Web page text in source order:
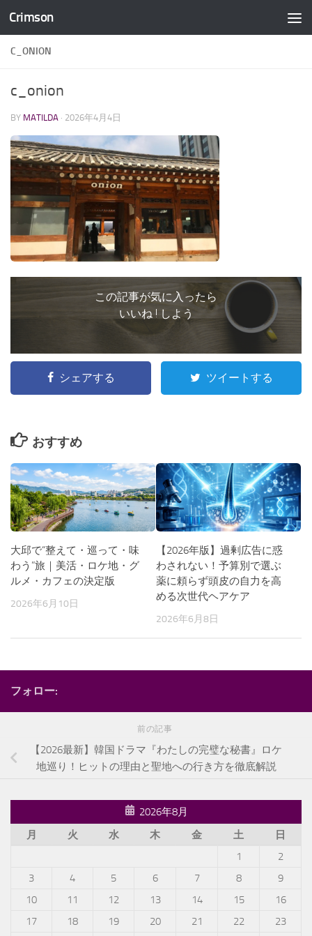
コンテンツへスキップ
Crimson
C_ONION
c_onion
BY MATILDA · 2026年4月4日
この記事が気に入ったら
いいね ! しよう
シェアする ツイートする
おすすめ
大邱で“整えて・巡って・味
わう”旅｜美活・ロケ地・グ
ルメ・カフェの決定版
2026年6月10日
【2026年版】過剰広告に惑
わされない！予算別で選ぶ
薬に頼らず頭皮の自力を高
める次世代ヘアケア
2026年6月8日
フォロー:
前の記事
【2026最新】韓国ドラマ『わたしの完璧な秘書』ロケ
地巡り！ヒットの理由と聖地への行き方を徹底解説
2026年8月
月
火 水 木 金 土
日
1
2
3
4 5 6 7 8
9
10
11 12 13 14 15
16
17
18 19 20 21 22
23